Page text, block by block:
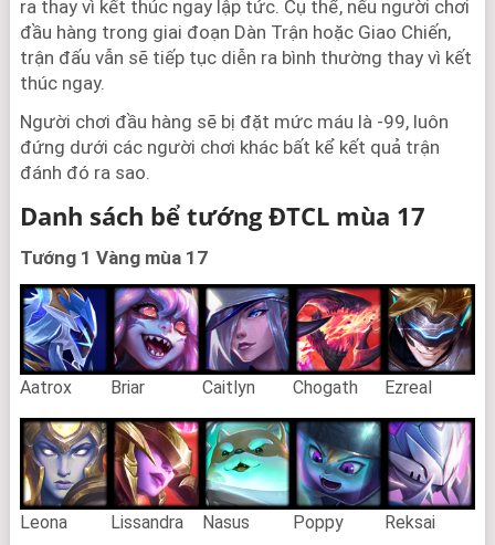
ra thay vì kết thúc ngay lập tức. Cụ thể, nếu người chơi
đầu hàng trong giai đoạn Dàn Trận hoặc Giao Chiến,
trận đấu vẫn sẽ tiếp tục diễn ra bình thường thay vì kết
thúc ngay.
Người chơi đầu hàng sẽ bị đặt mức máu là -99, luôn
đứng dưới các người chơi khác bất kể kết quả trận
đánh đó ra sao.
Danh sách bể tướng ĐTCL mùa 17
Tướng 1 Vàng mùa 17
Aatrox Briar Caitlyn Chogath Ezreal
Leona Lissandra Nasus Poppy Reksai